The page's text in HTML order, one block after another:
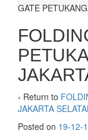
GATE
‹ Return to
JAKARTA
Posted on 19-12-